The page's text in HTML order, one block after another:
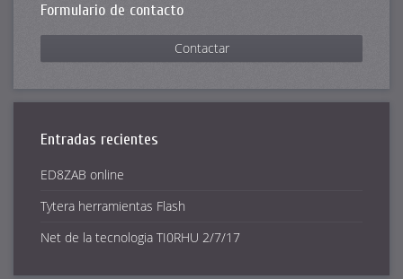
Formulario de contacto
Contactar
Entradas recientes
ED8ZAB online
Tytera herramientas Flash
Net de la tecnologia TI0RHU 2/7/17